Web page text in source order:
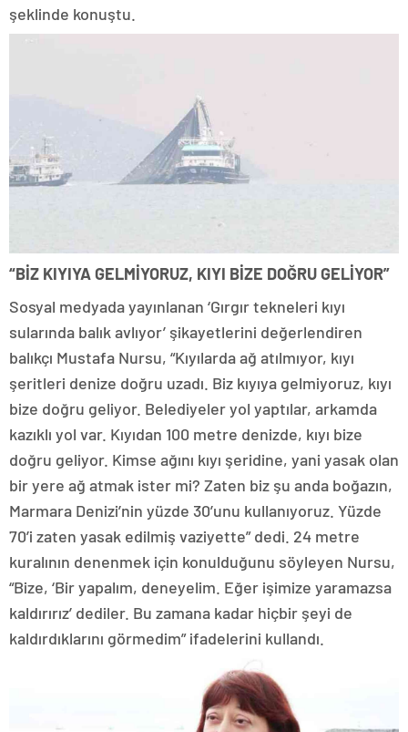
şeklinde konuştu.
“BİZ KIYIYA GELMİYORUZ, KIYI BİZE DOĞRU GELİYOR”
Sosyal medyada yayınlanan ‘Gırgır tekneleri kıyı
sularında balık avlıyor’ şikayetlerini değerlendiren
balıkçı Mustafa Nursu, “Kıyılarda ağ atılmıyor, kıyı
şeritleri denize doğru uzadı. Biz kıyıya gelmiyoruz, kıyı
bize doğru geliyor. Belediyeler yol yaptılar, arkamda
kazıklı yol var. Kıyıdan 100 metre denizde, kıyı bize
doğru geliyor. Kimse ağını kıyı şeridine, yani yasak olan
bir yere ağ atmak ister mi? Zaten biz şu anda boğazın,
Marmara Denizi’nin yüzde 30’unu kullanıyoruz. Yüzde
70’i zaten yasak edilmiş vaziyette” dedi. 24 metre
kuralının denenmek için konulduğunu söyleyen Nursu,
“Bize, ‘Bir yapalım, deneyelim. Eğer işimize yaramazsa
kaldırırız’ dediler. Bu zamana kadar hiçbir şeyi de
kaldırdıklarını görmedim” ifadelerini kullandı.